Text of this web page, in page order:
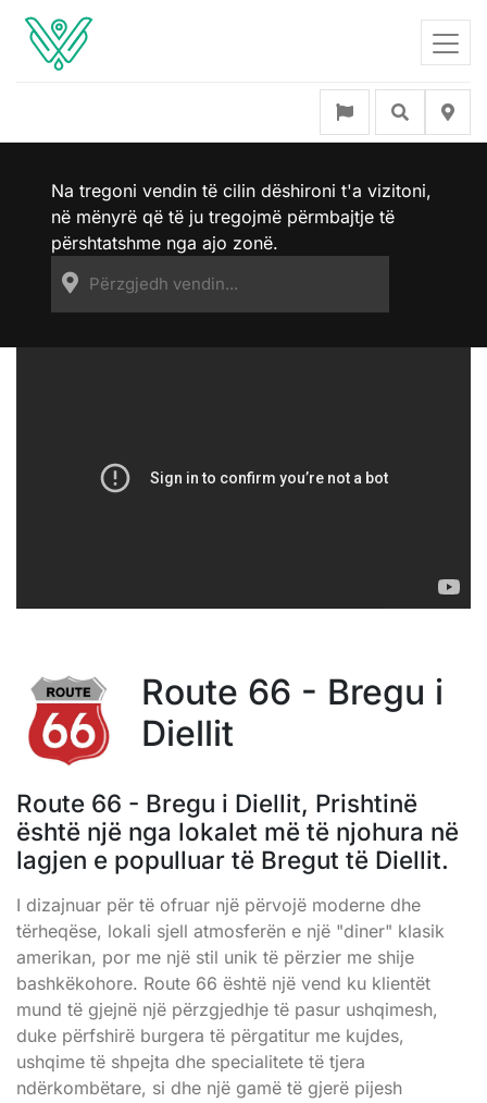
Na tregoni vendin të cilin dëshironi t'a vizitoni,
në mënyrë që të ju tregojmë përmbajtje të
përshtatshme nga ajo zonë.
Route 66 - Bregu i
Diellit
Route 66 - Bregu i Diellit, Prishtinë
është një nga lokalet më të njohura në
lagjen e populluar të Bregut të Diellit.
I dizajnuar për të ofruar një përvojë moderne dhe
tërheqëse, lokali sjell atmosferën e një "diner" klasik
amerikan, por me një stil unik të përzier me shije
bashkëkohore. Route 66 është një vend ku klientët
mund të gjejnë një përzgjedhje të pasur ushqimesh,
duke përfshirë burgera të përgatitur me kujdes,
ushqime të shpejta dhe specialitete të tjera
ndërkombëtare, si dhe një gamë të gjerë pijesh